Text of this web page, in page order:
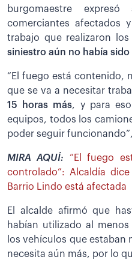
burgomaestre
comerciantes afectados
trabajo que realizaron
siniestro aún no había
“El fuego está contenido,
que se va a necesitar
15 horas más, y para
equipos, todos los
poder seguir
MIRA AQUÍ:
“El fuego
controlado”: Alcaldía
Barrio Lindo está afectada
El alcalde afirmó que
habían utilizado al
los vehículos que estaban
necesita aún más, por lo